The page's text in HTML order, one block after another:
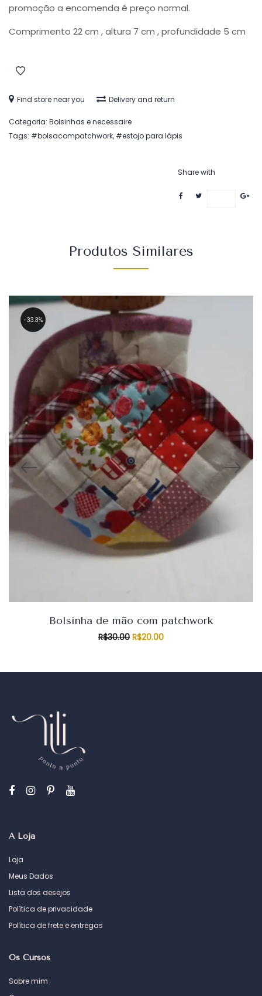
promoção a encomenda é preço normal.
Comprimento 22 cm , altura 7 cm , profundidade 5 cm
Find store near you Delivery and return
Categoria: Bolsinhas e necessaire
Tags: #bolsacompatchwork, #estojo para lápis
Share with
Produtos Similares
33.3%
Bolsinha de mão com patchwork
R$30.00 O
era:
R$20.00O
é:
A Loja
Loja
Meus Dados
Lista dos desejos
Política de privacidade
Política de frete e entregas
Os Cursos
Sobre mim